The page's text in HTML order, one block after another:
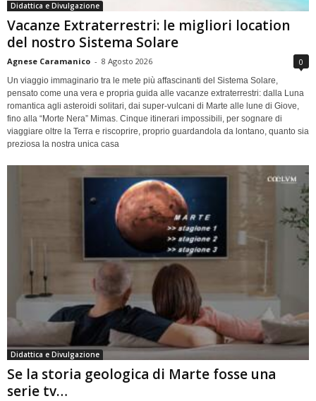
Didattica e Divulgazione
Vacanze Extraterrestri: le migliori location
del nostro Sistema Solare
Agnese Caramanico - 8 Agosto 2026 0
Un viaggio immaginario tra le mete più affascinanti del Sistema Solare,
pensato come una vera e propria guida alle vacanze extraterrestri: dalla Luna
romantica agli asteroidi solitari, dai super-vulcani di Marte alle lune di Giove,
fino alla “Morte Nera” Mimas. Cinque itinerari impossibili, per sognare di
viaggiare oltre la Terra e riscoprire, proprio guardandola da lontano, quanto sia
preziosa la nostra unica casa
Didattica e Divulgazione
Se la storia geologica di Marte fosse una
serie tv…